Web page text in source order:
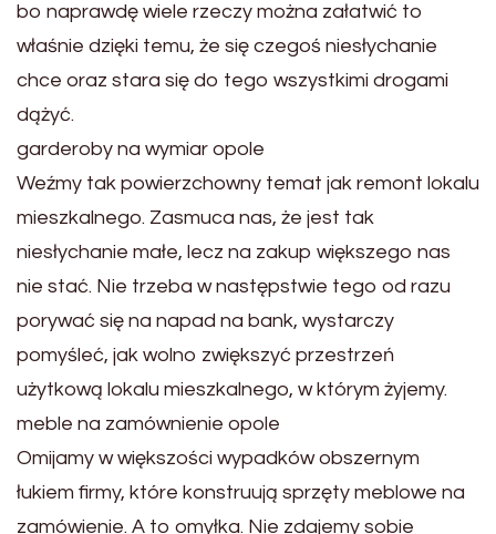
bo naprawdę wiele rzeczy można załatwić to
właśnie dzięki temu, że się czegoś niesłychanie
chce oraz stara się do tego wszystkimi drogami
dążyć.
garderoby na wymiar opole
Weźmy tak powierzchowny temat jak remont lokalu
mieszkalnego. Zasmuca nas, że jest tak
niesłychanie małe, lecz na zakup większego nas
nie stać. Nie trzeba w następstwie tego od razu
porywać się na napad na bank, wystarczy
pomyśleć, jak wolno zwiększyć przestrzeń
użytkową lokalu mieszkalnego, w którym żyjemy.
meble na zamównienie opole
Omijamy w większości wypadków obszernym
łukiem firmy, które konstruują sprzęty meblowe na
zamówienie. A to omyłka. Nie zdajemy sobie